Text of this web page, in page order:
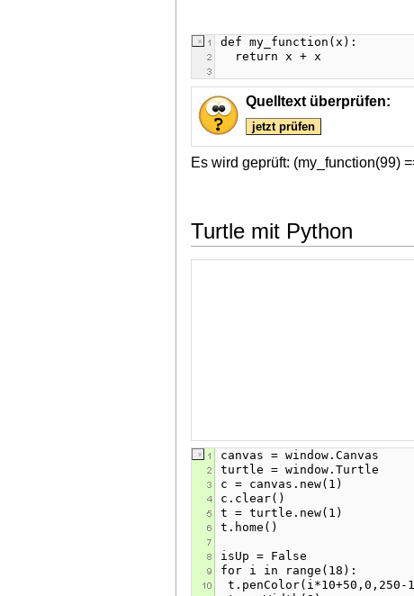
Quelltext überprüfen:
jetzt prüfen
Es wird geprüft: (my_function(99)
Turtle mit Python